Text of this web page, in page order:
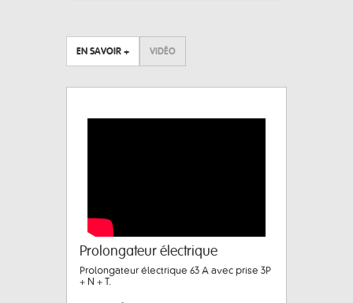
EN SAVOIR + VIDÉO
Prolongateur électrique
Prolongateur électrique 63 A avec prise 3P
+ N + T.